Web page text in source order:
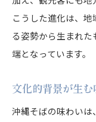
こうした進化は、
る姿勢から生まれ
端となっています。
文化的背景が生む
沖縄そばの味わいは